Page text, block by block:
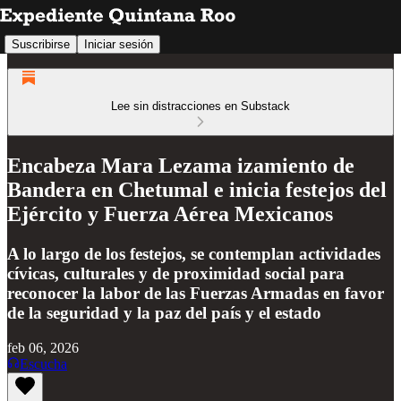
Suscribirse Iniciar sesión
Lee sin distracciones en Substack
Encabeza Mara Lezama izamiento de
Bandera en Chetumal e inicia festejos del
Ejército y Fuerza Aérea Mexicanos
A lo largo de los festejos, se contemplan actividades
cívicas, culturales y de proximidad social para
reconocer la labor de las Fuerzas Armadas en favor
de la seguridad y la paz del país y el estado
feb 06, 2026
Escucha